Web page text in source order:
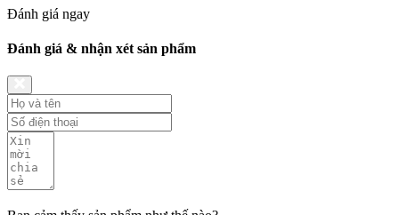
Đánh giá ngay
Đánh giá & nhận xét sản phẩm